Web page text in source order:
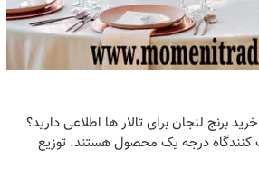
برنج لنجان برای تالار ها اطلاعی دارید؟
کنندگاه درجه یک محصول هستند. توزیع